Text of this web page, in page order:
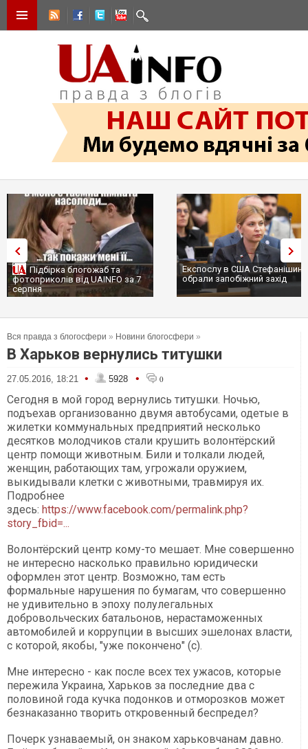
Підбірка блогожаб та
фотоприколів від UAINFO за 7
серпня
Експослу в США
обрали запобіжний захід
Вся правда з блогосфери » Новини блогосфери »
В Харьков вернулись титушки
27.05.2016, 18:21 • 5928 • 0
Сегодня в мой город вернулись титушки. Ночью,
подъехав организованно двумя автобусами, одетые в
жилетки коммунальных предприятий несколько
десятков молодчиков стали крушить волонтёрский
центр помощи животным. Били и толкали людей,
женщин, работающих там, угрожали оружием,
выкидывали клетки с животными, травмируя их.
Подробнее
здесь: https://www.facebook.com/permalink.php?
story_fbid=...
Волонтёрский центр кому-то мешает. Мне совершенно
не интересно насколько правильно юридически
оформлен этот центр. Возможно, там есть
формальные нарушения по бумагам, что совершенно
не удивительно в эпоху полулегальных
добровольческих батальонов, нерастаможенных
автомобилей и коррупции в высших эшелонах власти,
с которой, якобы, "уже покончено" (с).
Мне интересно - как после всех тех ужасов, которые
пережила Украина, Харьков за последние два с
половиной года кучка подонков и отморозков может
безнаказанно творить откровенный беспредел?
Почерк узнаваемый, он знаком харьковчанам давно.